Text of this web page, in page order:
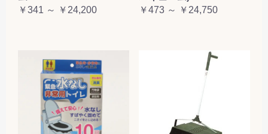
￥341 ～ ￥24,200
￥473 ～ ￥24,750